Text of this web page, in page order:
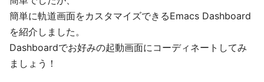
簡単に軌道画面をカスタマイズできるEmacs Dashboard
を紹介しました。
Dashboardでお好みの起動画面にコーディネートしてみ
ましょう！